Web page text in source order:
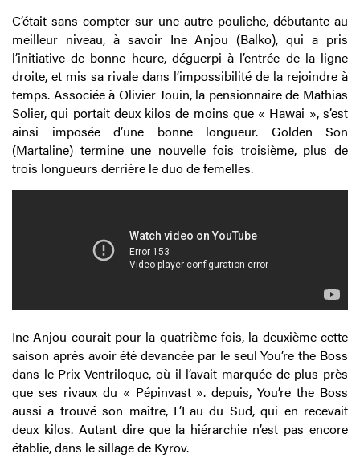
C’était sans compter sur une autre pouliche, débutante au
meilleur niveau, à savoir Ine Anjou (Balko), qui a pris
l’initiative de bonne heure, déguerpi à l’entrée de la ligne
droite, et mis sa rivale dans l’impossibilité de la rejoindre à
temps. Associée à Olivier Jouin, la pensionnaire de Mathias
Solier, qui portait deux kilos de moins que « Hawai », s’est
ainsi imposée d’une bonne longueur. Golden Son
(Martaline) termine une nouvelle fois troisième, plus de
trois longueurs derrière le duo de femelles.
Ine Anjou courait pour la quatrième fois, la deuxième cette
saison après avoir été devancée par le seul You’re the Boss
dans le Prix Ventriloque, où il l’avait marquée de plus près
que ses rivaux du « Pépinvast ». depuis, You’re the Boss
aussi a trouvé son maître, L’Eau du Sud, qui en recevait
deux kilos. Autant dire que la hiérarchie n’est pas encore
établie, dans le sillage de Kyrov.